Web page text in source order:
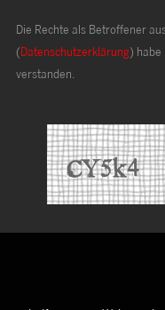
Die Rechte als Betroffener
(Datenschutzerklärung) habe
verstanden.